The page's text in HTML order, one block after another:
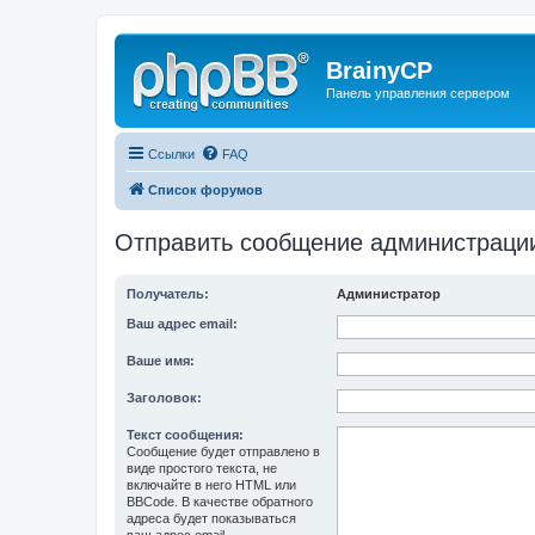
BrainyCP
Панель управления сервером
Ссылки FAQ
Список форумов
Отправить сообщение
Получатель: Администратор
Ваш адрес email:
Ваше имя:
Заголовок:
Текст сообщения:
Сообщение будет отправлено в
виде простого текста, не
включайте в него HTML или
BBCode. В качестве обратного
адреса будет показываться